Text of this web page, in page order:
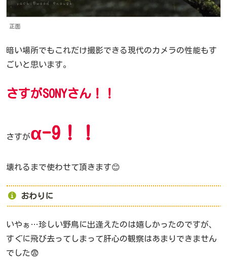
正面
暗い場所でもこれだけ撮影できる現代のカメラの性能もす
ごいと思います。
さすがSONYさん！！
さすがα-9！！
壊れるまで使わせて頂きます😊
おわりに
いやぁ…珍しい野鳥に出逢えたのは嬉しかったのですが、
すぐに飛び去ってしまって肝心の観察はあまりできません
でした😨